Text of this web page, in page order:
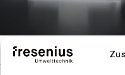
Biomethan TDLAS
TDLAS-Laseranalysator für